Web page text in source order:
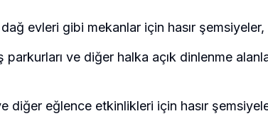
evleri gibi mekanlar için hasır
parkurları ve diğer halka açık dinlenme
diğer eğlence etkinlikleri için hasır